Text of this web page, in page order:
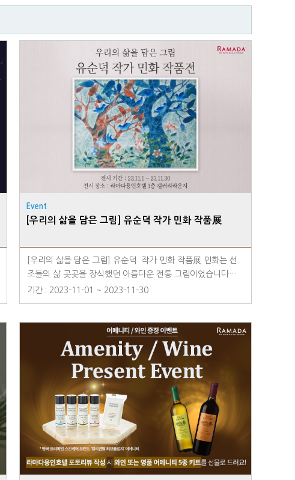
Event
[우리의 삶을 담은 그림] 유순덕 작가 민화 작품展
[우리의 삶을 담은 그림] 유순덕 작가 민화 작품展 민화는 선
조들의 삶 곳곳을 장식했던 아름다운 전통 그림이었습니다소
박한 소망과 염원을 담은 그림으로한국인 미술정서에 가장 뿌
리에 해당하는 미술로써나와 이웃의 행복을 위해 존재해왔습
사람의 기본적인 욕구인 길상화복을 바라는 마음이 가득 담긴
감상및 실용적인 그림입니다현대생활에 맞게 다양하게 변화되
어지길 바라고 활용폭이 넓은 만큼 현대민화가 사랑받으며
확장해 나갈 수 있기를 바라는 마음입니다이번 전시를 관람하
시는 모든 분들께 특별한 추억이 되시길 바라며, 밝고 행복한
에너지를 얻어가는 소중한 시간이 되었길 소망합니다.-작가노
트 중에서- 장소- 라마다용인호텔 1F 호텔 갤러리 라운지
기간 : 2023-11-01 ~ 2023-11-30